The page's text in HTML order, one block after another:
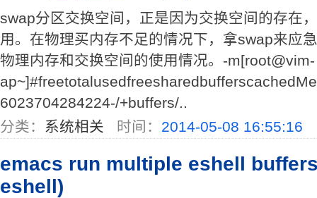
swap分区交换空间，正是因为交换空间的存在
用。在物理买内存不足的情况下，拿swap来应
物理内存和交换空间的使用情况。-m[root@vim-
6023704284224-/+buffers/..
分类： 系统相关 时间： 2014-05-08 16:55:16
emacs run multiple eshell
eshell)